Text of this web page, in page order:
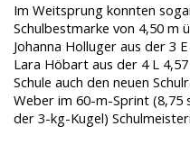
Im Weitsprung konnten
Schulbestmarke von 4,50 m
Johanna Holluger aus der 3
Lara Höbart aus der 4 L
Schule auch den neuen
Weber im 60-m-Sprint (8,75
der 3-kg-Kugel)